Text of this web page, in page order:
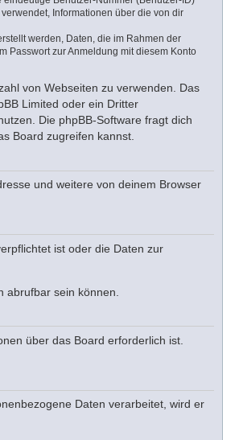
Informationen über die von dir
werden, Daten, die im Rahmen der
Passwort zur Anmeldung mit diesem Konto
von Webseiten zu verwenden. Das
Limited oder ein Dritter
Die phpBB-Software fragt dich
Board zugreifen kannst.
und weitere von deinem Browser
ist oder die Daten zur
sein können.
über das Board erforderlich ist.
Daten verarbeitet, wird er